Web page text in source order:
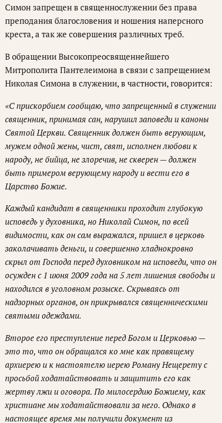
Симон запрещен в священнослужении без права
преподания благословения и ношения наперсного
креста, а так же совершения различных треб.
В обращении Высокопреосвященнейшего
Митрополита Пантелеимона в связи с запрещением
Николая Симона в служении, в частности, говорится:
«С прискорбием сообщаю, что запрещенный в служении
священник, принимая сан, нарушил заповеди и каноны
Святой Церкви. Священник должен быть верующим,
мужем одной жены, чист, свят, исполнен любови к
народу, не бийца, не злоречив, не скверен — должен
быть примером верующему народу и вести его в
Царство Божие.
Каждый кандидат в священники проходит глубокую
исповедь у духовника, но Николай Симон, по всей
видимости, как он сам выражался, пришел в церковь
заколачивать деньги, и совершенно хладнокровно
скрыл от Господа перед духовником на исповеди, что он
осужден с 1 июня 2009 года на 5 лет лишения свободы и
находился в уголовном розыске. Скрываясь от
надзорных органов, он прикрывался священническими
святыми одеждами.
Второе его преступление перед Богом и Церковью —
это то, что он обращался ко мне как правящему
архиерею и к настоятелю иерею Роману Нещерету с
просьбой ходатайствовать и защитить его как
жертву лжи и оговора. По милосердию Божиему, как
христиане мы ходатайствовали за него. Однако в
настоящее время мы получили документ из